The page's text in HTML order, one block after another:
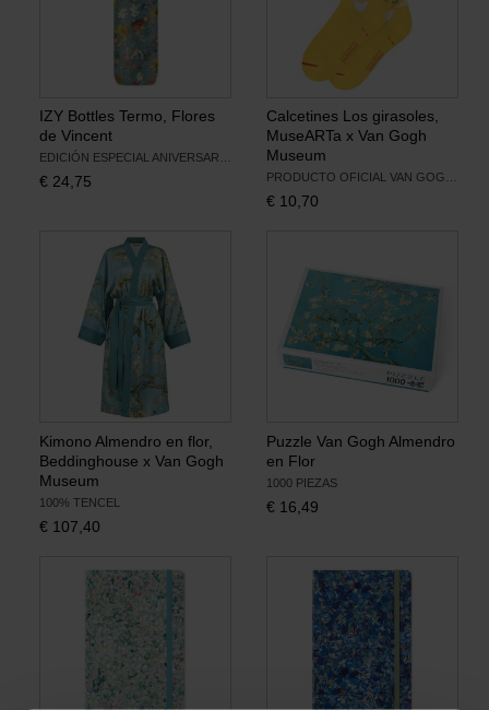
IZY Bottles Termo, Flores
de Vincent
€ 24,75
Calcetines Los girasoles,
MuseARTa x Van Gogh
Museum
€ 10,70
Kimono Almendro en flor,
Beddinghouse x Van Gogh
Museum
100% TENCEL
€ 107,40
Puzzle Van Gogh Almendro
en Flor
1000 PIEZAS
€ 16,49